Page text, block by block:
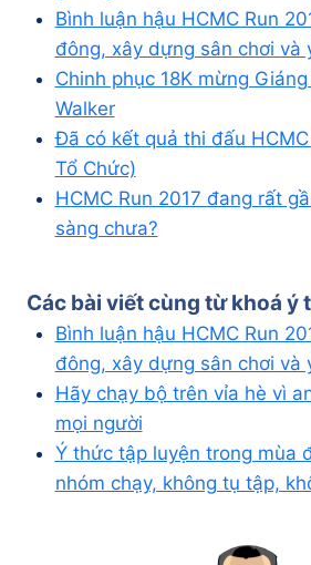
Bình luận hậu HCMC Run
đông, xây dựng sân chơi và
Chinh phục 18K mừng
Walker
Đã có kết quả thi đấu
Tổ Chức)
HCMC Run 2017 đang rất
sàng chưa?
Các bài viết cùng từ khoá ý
Bình luận hậu HCMC Run
đông, xây dựng sân chơi và
Hãy chạy bộ trên vỉa hè vì
mọi người
Ý thức tập luyện trong mùa
nhóm chạy, không tụ tập,